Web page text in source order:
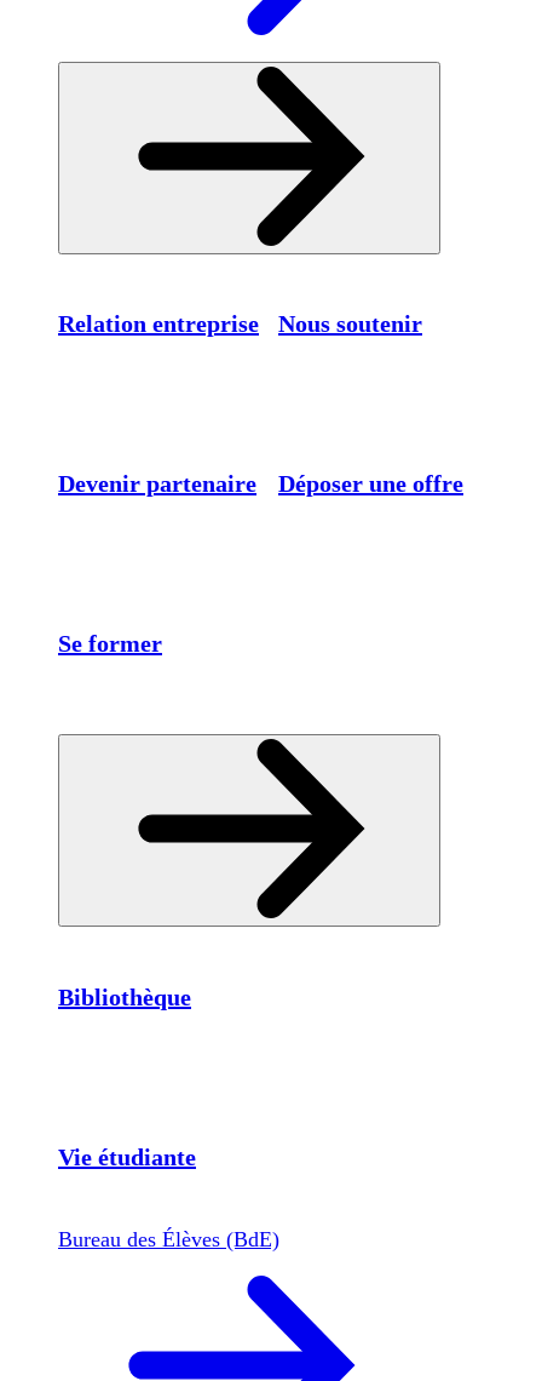
Relation entreprise Nous soutenir
Devenir partenaire Déposer une offre
Se former
Bibliothèque
Vie étudiante
Bureau des Élèves (BdE)